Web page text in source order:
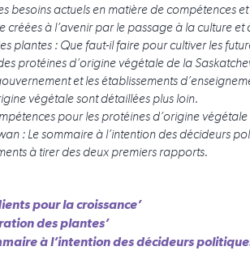
besoins actuels en matière de compétences
créées à l’avenir par le passage à la culture
plantes : Que faut-il faire pour cultiver les
protéines d’origine végétale de la
et les établissements
végétale sont détaillées plus loin.
pour les protéines d’origine
: Le sommaire à l’intention des décideurs
à tirer des deux premiers rapports.
pour la croissance’
des plantes’
à l’intention des décideurs